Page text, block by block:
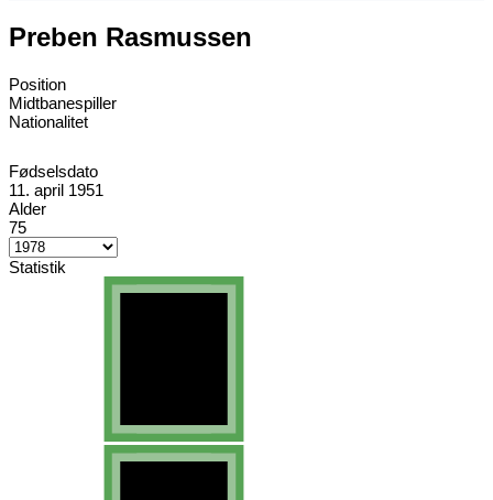
Preben Rasmussen
Position
Midtbanespiller
Nationalitet
Fødselsdato
11. april 1951
Alder
75
Statistik